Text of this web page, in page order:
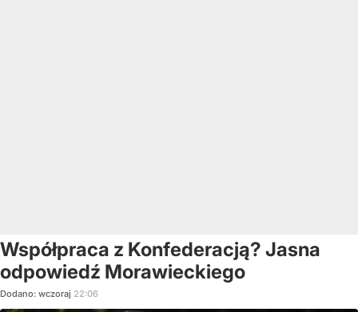
Współpraca z Konfederacją? Jasna
odpowiedź Morawieckiego
Dodano: wczoraj 22:06